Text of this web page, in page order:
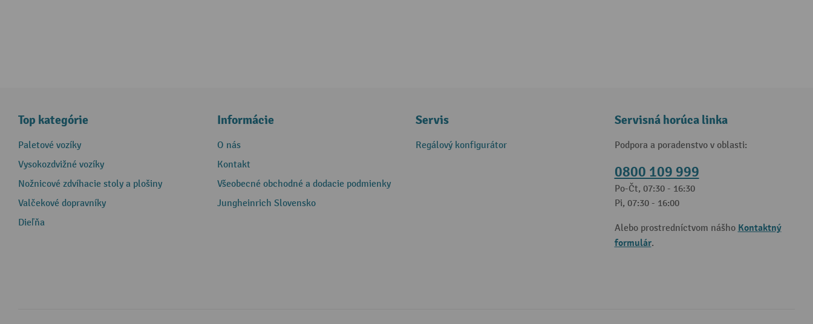
Top kategórie
Paletové vozíky
Vysokozdvižné vozíky
Nožnicové zdvíhacie stoly a plošiny
Valčekové dopravníky
Dieľňa
Informácie
O nás
Kontakt
Všeobecné obchodné a dodacie podmienky
Jungheinrich Slovensko
Servis
Regálový konfigurátor
Servisná horúca linka
Podpora a poradenstvo v oblasti:
0800 109 999
Po-Čt, 07:30 - 16:30
Pi, 07:30 - 16:00
Alebo prostredníctvom nášho Kontaktný
formulár.